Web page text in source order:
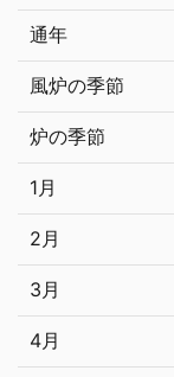
通年
風炉の季節
炉の季節
1月
2月
3月
4月